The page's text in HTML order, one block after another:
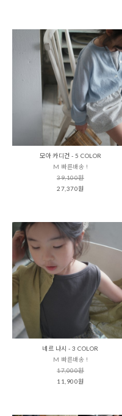
모아 카디건 - 5 COLOR
M 빠른배송 !
39,100원
27,370원
네르 나시 - 3 COLOR
M 빠른배송 !
17,000원
11,900원